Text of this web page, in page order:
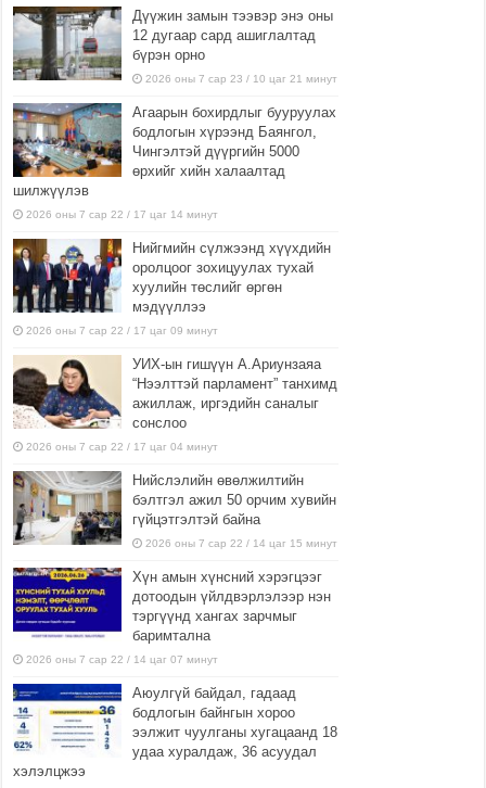
Дүүжин замын тээвэр энэ оны
12 дугаар сард ашиглалтад
бүрэн орно
2026 оны 7 сар 23 / 10 цаг 21 минут
Агаарын бохирдлыг бууруулах
бодлогын хүрээнд Баянгол,
Чингэлтэй дүүргийн 5000
өрхийг хийн халаалтад
шилжүүлэв
2026 оны 7 сар 22 / 17 цаг 14 минут
Нийгмийн сүлжээнд хүүхдийн
оролцоог зохицуулах тухай
хуулийн төслийг өргөн
мэдүүллээ
2026 оны 7 сар 22 / 17 цаг 09 минут
УИХ-ын гишүүн А.Ариунзаяа
“Нээлттэй парламент” танхимд
ажиллаж, иргэдийн саналыг
сонслоо
2026 оны 7 сар 22 / 17 цаг 04 минут
Нийслэлийн өвөлжилтийн
бэлтгэл ажил 50 орчим хувийн
гүйцэтгэлтэй байна
2026 оны 7 сар 22 / 14 цаг 15 минут
Хүн амын хүнсний хэрэгцээг
дотоодын үйлдвэрлэлээр нэн
тэргүүнд хангах зарчмыг
баримтална
2026 оны 7 сар 22 / 14 цаг 07 минут
Аюулгүй байдал, гадаад
бодлогын байнгын хороо
ээлжит чуулганы хугацаанд 18
удаа хуралдаж, 36 асуудал
хэлэлцжээ